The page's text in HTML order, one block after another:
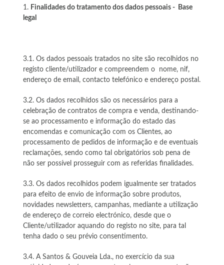
Finalidades do tratamento dos dados pessoais - Base
legal
3.1. Os dados pessoais tratados no site são recolhidos no
registo cliente/utilizador e compreendem o nome, nif,
endereço de email, contacto telefónico e endereço postal.
3.2. Os dados recolhidos são os necessários para a
celebração de contratos de compra e venda, destinando-
se ao processamento e informação do estado das
encomendas e comunicação com os Clientes, ao
processamento de pedidos de informação e de eventuais
reclamações, sendo como tal obrigatórios sob pena de
não ser possível prosseguir com as referidas finalidades.
3.3. Os dados recolhidos podem igualmente ser tratados
para efeito de envio de informação sobre produtos,
novidades newsletters, campanhas, mediante a utilização
de endereço de correio electrónico, desde que o
Cliente/utilizador aquando do registo no site, para tal
tenha dado o seu prévio consentimento.
3.4. A Santos & Gouveia Lda., no exercício da sua